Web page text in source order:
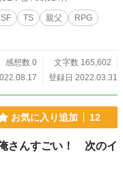
SF TS 親父
RPG
感想数 0
文字数 165,602
登録日 2022.03.31
お気に入り追加 12
さんすごい！ 次のイ